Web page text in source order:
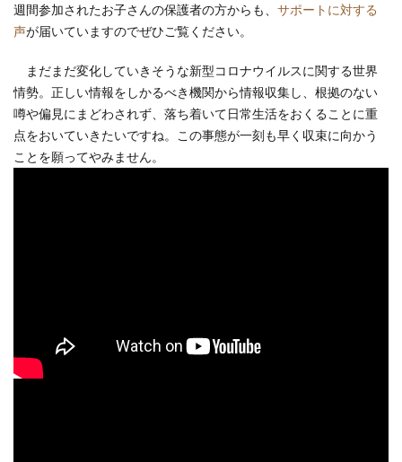
週間参加されたお子さんの保護者の方からも、 サポートに対する
声が届いていますのでぜひご覧ください。
まだまだ変化していきそうな新型コロナウイルスに関する世界
情勢。正しい情報をしかるべき機関から情報収集し、根拠のない
噂や偏見にまどわされず、落ち着いて日常生活をおくることに重
点をおいていきたいですね。この事態が一刻も早く収束に向かう
ことを願ってやみません。